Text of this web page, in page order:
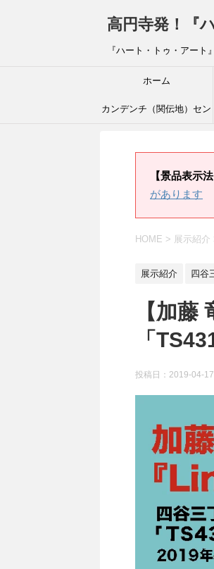
高円寺発！『
『ハート・トゥ・アー
ホーム
カンデンチ（関伝地）セン
【景品表示
があります
HOME > 展示紹介
展示紹介 四谷
【加藤
「
投稿日：2019-04-17